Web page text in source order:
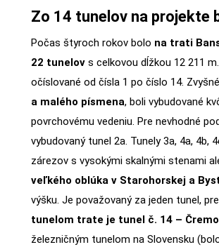
Zo 14 tunelov na projekte
Počas štyroch rokov bolo na trati
22 tunelovs celkovou dĺžkou 12 211 m.
očíslované od čísla 1 po číslo 14.
a malého písmena, boli vybudované
povrchovému vedeniu. Pre nevhodné
vybudovaný tunel 2a. Tunely 3a, 4a, 4b,
zárezov s vysokými skalnými stenami
veľkého oblúka v Starohorskej a
výšku. Je považovaný za jeden tunel,
tunelom trate je tunel č. 14 –
železničným tunelom na Slovensku